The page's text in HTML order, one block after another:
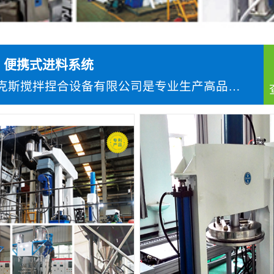
便携式进料系统
湖南麦克斯搅拌捏合设备有限公司是专业生产高品质搅拌混...